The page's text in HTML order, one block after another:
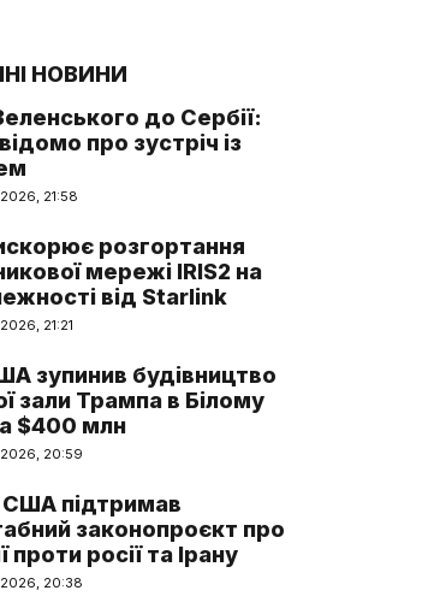
НОВИНИ
до Сербії:
про зустріч із
21:58
розгортання
мережі IRIS2 на
від Starlink
21:21
зупинив будівництво
зали Трампа в Білому
$400 млн
20:59
підтримав
законопроєкт про
проти росії та Ірану
20:38